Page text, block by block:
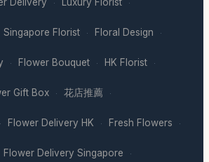
· ·
Singapore Florist · Floral Design ·
· Flower Bouquet · HK Florist ·
Gift Box · 花店推薦 ·
· Flower Delivery HK · Fresh Flowers ·
Flower Delivery Singapore ·